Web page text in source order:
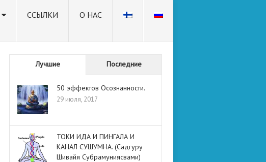
ССЫЛКИ О НАС
Лучшие Последние
50 эффектов Осознанности.
29 июля, 2017
ТОКИ ИДА И ПИНГАЛА И
КАНАЛ СУШУМНА. (Садгуру
Шивайя Субрамуниясвами)